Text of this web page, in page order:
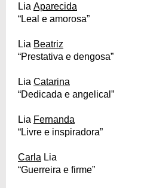
Lia Aparecida
“Leal e amorosa”
Lia Beatriz
“Prestativa e dengosa”
Lia Catarina
“Dedicada e angelical”
Lia Fernanda
“Livre e inspiradora”
Carla Lia
“Guerreira e firme”